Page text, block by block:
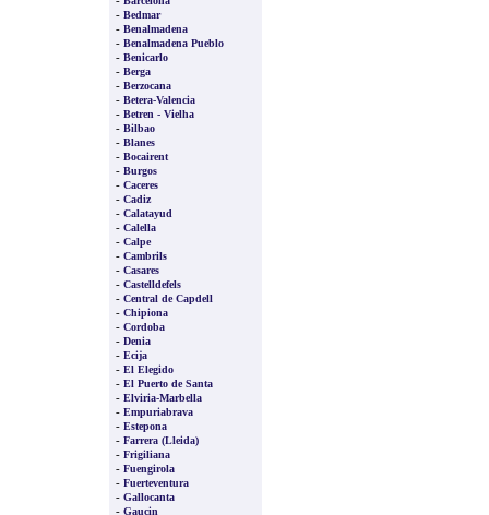
- Bedmar
- Benalmadena
- Benalmadena Pueblo
- Benicarlo
- Berga
- Berzocana
- Betera-Valencia
- Betren - Vielha
- Bilbao
- Blanes
- Bocairent
- Burgos
- Caceres
- Cadiz
- Calatayud
- Calella
- Calpe
- Cambrils
- Casares
- Castelldefels
- Central de Capdell
- Chipiona
- Cordoba
- Denia
- Ecija
- El Elegido
- El Puerto de Santa
- Elviria-Marbella
- Empuriabrava
- Estepona
- Farrera (Lleida)
- Frigiliana
- Fuengirola
- Fuerteventura
- Gallocanta
- Gaucin